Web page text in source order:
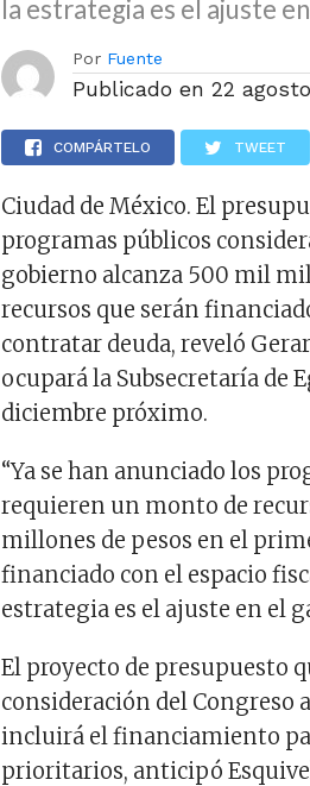
la estrategia es el ajuste
Por Fuente
Publicado en 22
COMPÁRTELO TWEET
Ciudad de México. El
programas públicos
gobierno alcanza 500 mil
recursos que serán
contratar deuda, reveló
ocupará la Subsecretaría de
diciembre próximo.
“Ya se han anunciado los
requieren un monto de
millones de pesos en el
financiado con el espacio
estrategia es el ajuste en el
El proyecto de presupuesto
consideración del Congreso
incluirá el financiamiento
prioritarios, anticipó